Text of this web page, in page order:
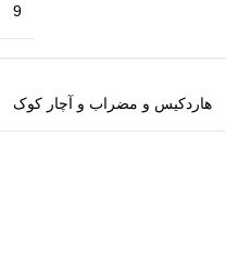
9
هاردکیس و مضراب و آچار کوک